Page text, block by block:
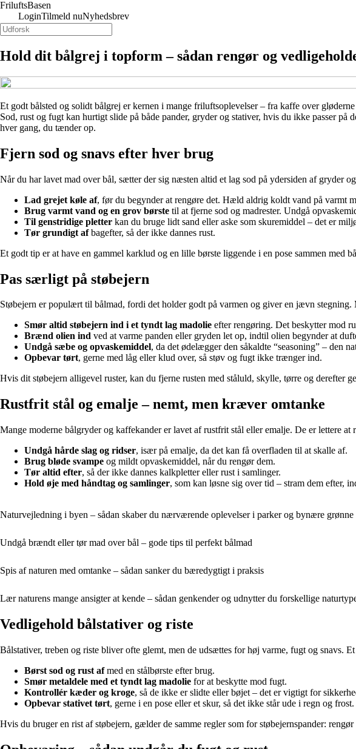
FriluftsBasen
LoginTilmeld nuNyhedsbrev
Hold dit bålgrej i topform – sådan rengør og
Et godt bålsted og solidt bålgrej er kernen i mange friluftsoplevelser – fra kaffe over
Sod, rust og fugt kan hurtigt slide på både pander, gryder og stativer, hvis du ikke passer
hver gang, du tænder op.
Fjern sod og snavs efter hver brug
Når du har lavet mad over bål, sætter der sig næsten altid et lag sod på ydersiden af gryder
Lad grejet køle af, før du begynder at rengøre det. Hæld aldrig koldt vand på varmt
Brug varmt vand og en grov børste til at fjerne sod og madrester. Undgå
Til genstridige pletter kan du bruge lidt sand eller aske som skuremiddel – det er
Tør grundigt afbagefter, så der ikke dannes rust.
Et godt tip er at have en gammel karklud og en lille børste liggende i en pose sammen med
Pas særligt på støbejern
Støbejern er populært til bålmad, fordi det holder godt på varmen og giver en jævn
Smør altid støbejern ind i et tyndt lag madolie efter rengøring. Det beskytter mod
Brænd olien ind ved at varme panden eller gryden let op, indtil olien begynder at
Undgå sæbe og opvaskemiddel, da det ødelægger den såkaldte “seasoning” – den
Opbevar tørt, gerne med låg eller klud over, så støv og fugt ikke trænger ind.
Hvis dit støbejern alligevel ruster, kan du fjerne rusten med ståluld, skylle, tørre og derefter
Rustfrit stål og emalje – nemt, men kræver omtanke
Mange moderne bålgryder og kaffekander er lavet af rustfrit stål eller emalje. De er lettere at
Undgå hårde slag og ridser, især på emalje, da det kan få overfladen til at skalle af.
Brug bløde svampe og mildt opvaskemiddel, når du rengør dem.
Tør altid efter, så der ikke dannes kalkpletter eller rust i samlinger.
Hold øje med håndtag og samlinger, som kan løsne sig over tid – stram dem efter,
Naturvejledning i byen – sådan skaber du nærværende oplevelser i parker og bynære grønne
Undgå brændt eller tør mad over bål – gode tips til perfekt bålmad
Spis af naturen med omtanke – sådan sanker du bæredygtigt i praksis
Lær naturens mange ansigter at kende – sådan genkender og udnytter du forskellige
Vedligehold bålstativer og riste
Bålstativer, treben og riste bliver ofte glemt, men de udsættes for høj varme, fugt og snavs.
Børst sod og rust afmed en stålbørste efter brug.
Smør metaldele med et tyndt lag madolie for at beskytte mod fugt.
Kontrollér kæder og kroge, så de ikke er slidte eller bøjet – det er vigtigt for
Opbevar stativet tørt, gerne i en pose eller et skur, så det ikke står ude i regn og frost.
Hvis du bruger en rist af støbejern, gælder de samme regler som for støbejernspander: